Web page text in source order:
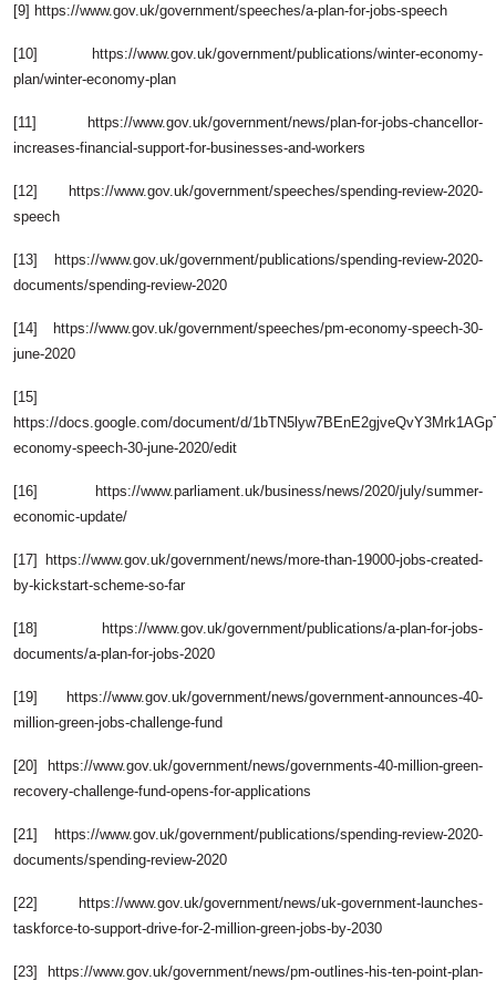
[9] https://www.gov.uk/government/speeches/a-plan-for-jobs-speech
[10] https://www.gov.uk/government/publications/winter-economy-
plan/winter-economy-plan
[11] https://www.gov.uk/government/news/plan-for-jobs-chancellor-
increases-financial-support-for-businesses-and-workers
[12] https://www.gov.uk/government/speeches/spending-review-2020-
speech
[13] https://www.gov.uk/government/publications/spending-review-2020-
documents/spending-review-2020
[14] https://www.gov.uk/government/speeches/pm-economy-speech-30-
june-2020
[15]
https://docs.google.com/document/d/
economy-speech-30-june-2020/edit
[16] https://www.parliament.uk/business/news/2020/july/summer-
economic-update/
[17] https://www.gov.uk/government/news/more-than-19000-jobs-created-
by-kickstart-scheme-so-far
[18] https://www.gov.uk/government/publications/a-plan-for-jobs-
documents/a-plan-for-jobs-2020
[19] https://www.gov.uk/government/news/government-announces-40-
million-green-jobs-challenge-fund
[20] https://www.gov.uk/government/news/governments-40-million-green-
recovery-challenge-fund-opens-for-applications
[21] https://www.gov.uk/government/publications/spending-review-2020-
documents/spending-review-2020
[22] https://www.gov.uk/government/news/uk-government-launches-
taskforce-to-support-drive-for-2-million-green-jobs-by-2030
[23] https://www.gov.uk/government/news/pm-outlines-his-ten-point-plan-